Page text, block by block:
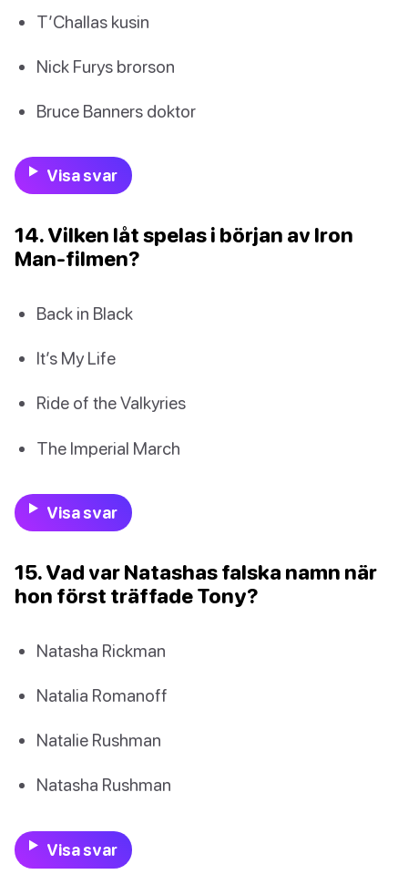
T’Challas kusin
Nick Furys brorson
Bruce Banners doktor
Visa svar
14. Vilken låt spelas i början av Iron
Man-filmen?
Back in Black
It’s My Life
Ride of the Valkyries
The Imperial March
Visa svar
15. Vad var Natashas falska namn när
hon först träffade Tony?
Natasha Rickman
Natalia Romanoff
Natalie Rushman
Natasha Rushman
Visa svar